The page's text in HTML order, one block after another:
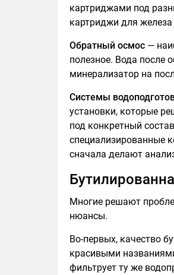
картриджами под
картриджи для
Обратный осмос —
полезное. Вода после
минерализатор на
Системы
установки, которые
под конкретный
специализированные
сначала делают
Многие решают
нюансы.
Во-первых, качество
красивыми
фильтрует ту же